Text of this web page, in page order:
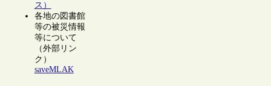
ス）
各地の図書館
等の被災情報
等について
（外部リン
ク）
saveMLAK